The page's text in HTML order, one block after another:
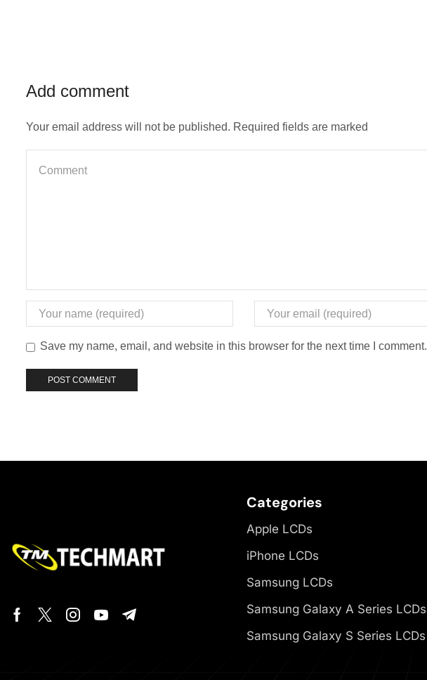
Add comment
Your email address will not be published. Required fields are marked
Save my name, email, and website in this browser for the next time I comment.
Categories
Apple LCDs
iPhone LCDs
Samsung LCDs
Samsung Galaxy A Series LCDs
Samsung Galaxy S Series LCDs